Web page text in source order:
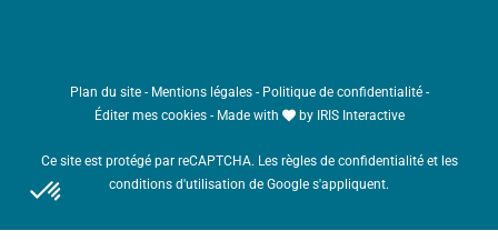
Plan du site - Mentions légales - Politique de confidentialité -
Éditer mes cookies - Made with by IRIS Interactive
Ce site est protégé par reCAPTCHA. Les règles de confidentialitéet les
conditions d'utilisation de Google s'appliquent.